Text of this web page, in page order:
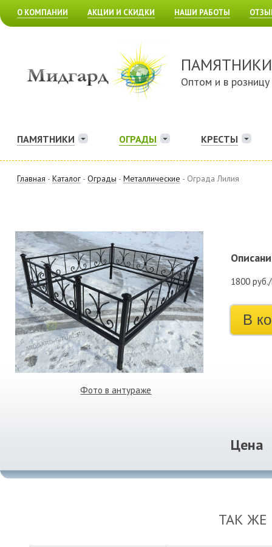
О КОМПАНИИ АКЦИИ И СКИДКИ НАШИ РАБОТЫ
ПАМЯТНИКИ
Оптом и в розницу
ПАМЯТНИКИ ОГРАДЫ КРЕСТЫ
Главная - Каталог - Ограды - Металлические - Ограда Лилия
Фото в антураже
1800
В
Цена
ТАК